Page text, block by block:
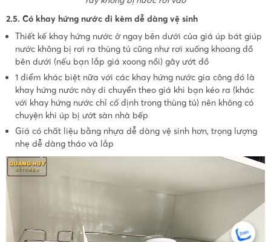
2.5. Có khay hứng nước đi kèm dễ dàng vệ sinh
Thiết kế khay hứng nước ở ngay bên dưới của giá úp bát giúp
nước không bị rơi ra thùng tủ cũng như rơi xuống khoang đồ
bên dưới (nếu bạn lắp giá xoong nồi) gây ướt đồ
1 điểm khác biệt nữa với các khay hứng nước gia công đó là
khay hứng nước này di chuyển theo giá khi bạn kéo ra (khác
với khay hứng nước chỉ cố định trong thùng tủ) nên không có
chuyện khi úp bị ướt sàn nhà bếp
Giá có chất liệu bằng nhựa dễ dàng vệ sinh hơn, trọng lượng
nhẹ dễ dàng tháo và lắp